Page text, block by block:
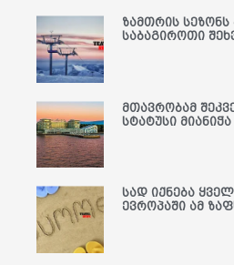
ზამთრის
საბაგიროთი
მთავრობამ
სტატუსი მიანიჭა
სად იქნება
ევროპაში ამ